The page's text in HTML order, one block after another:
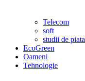
Telecom
soft
studii de piata
EcoGreen
Oameni
Tehnologie